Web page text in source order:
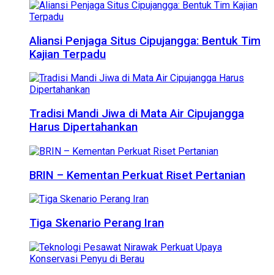
Aliansi Penjaga Situs Cipujangga: Bentuk Tim
Kajian Terpadu
Tradisi Mandi Jiwa di Mata Air Cipujangga
Harus Dipertahankan
BRIN – Kementan Perkuat Riset Pertanian
Tiga Skenario Perang Iran